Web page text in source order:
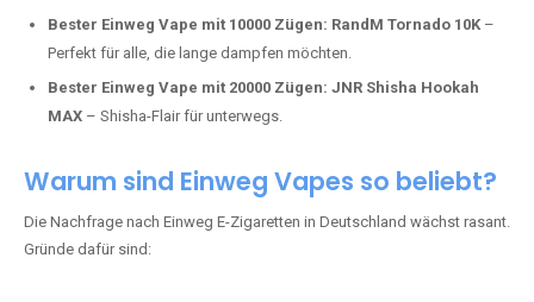
Bester Einweg Vape mit 10000 Zügen: RandM Tornado 10K –
Perfekt für alle, die lange dampfen möchten.
Bester Einweg Vape mit 20000 Zügen: JNR Shisha Hookah
MAX – Shisha-Flair für unterwegs.
Warum sind Einweg Vapes so beliebt?
Die Nachfrage nach Einweg E-Zigaretten in Deutschland wächst rasant.
Gründe dafür sind: